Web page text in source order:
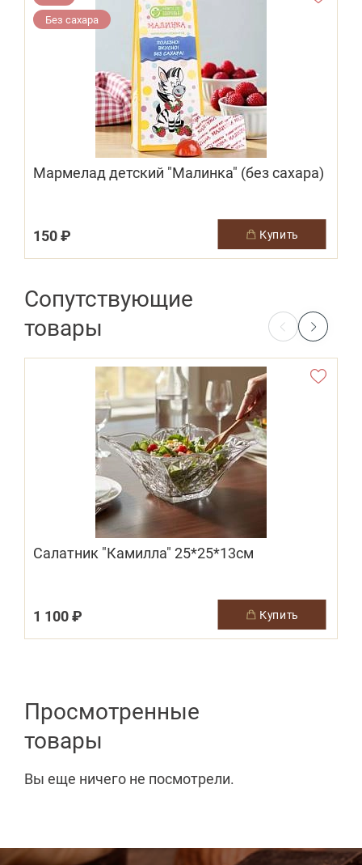
Без сахара
Мармелад детский "Малинка" (без сахара)
150 ₽ купить
Сопутствующие
товары
Салатник "Камилла" 25*25*13см
1 100 ₽ купить
Просмотренные
товары
Вы еще ничего не посмотрели.